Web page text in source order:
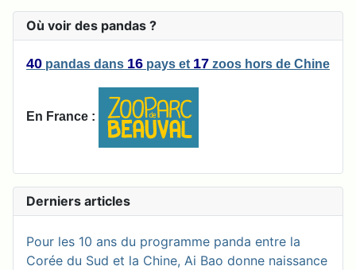
Où voir des pandas ?
40 pandas dans 16 pays et 17 zoos hors de Chine
En France :
Derniers articles
Pour les 10 ans du programme panda entre la
Corée du Sud et la Chine, Ai Bao donne naissance